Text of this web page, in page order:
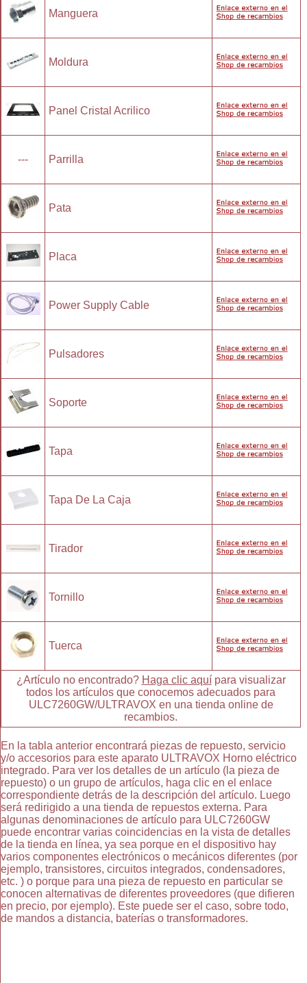
Manguera
Moldura
Panel Cristal Acrilico
--- Parrilla
Pata
Placa
Power Supply Cable
Pulsadores
Soporte
Tapa
Tapa De La Caja
Tirador
Tornillo
Tuerca
¿Artículo no encontrado? Haga clic aquípara visualizar
todos los artículos que conocemos adecuados para
ULC7260GW/ULTRAVOX en una tienda online de
recambios.
En la tabla anterior encontrará piezas de repuesto, servicio
y/o accesorios para este aparato ULTRAVOX Horno eléctrico
integrado. Para ver los detalles de un artículo (la pieza de
repuesto) o un grupo de artículos, haga clic en el enlace
correspondiente detrás de la descripción del artículo. Luego
será redirigido a una tienda de repuestos externa. Para
algunas denominaciones de artículo para ULC7260GW
puede encontrar varias coincidencias en la vista de detalles
de la tienda en línea, ya sea porque en el dispositivo hay
varios componentes electrónicos o mecánicos diferentes (por
ejemplo, transistores, circuitos integrados, condensadores,
etc. ) o porque para una pieza de repuesto en particular se
conocen alternativas de diferentes proveedores (que difieren
en precio, por ejemplo). Este puede ser el caso, sobre todo,
de mandos a distancia, baterías o transformadores.